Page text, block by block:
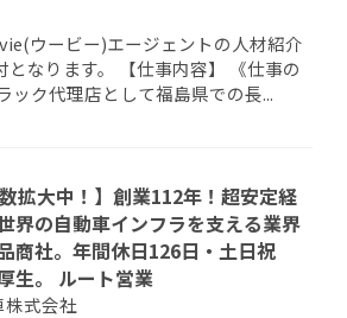
ウービー)エージェントの人材紹介
となります。 【仕事内容】 《仕事の
ック代理店として福島県での長...
拡大中！】創業112年！超安定経
界の自動車インフラを支える業界
商社。年間休日126日・土日祝
生。 ルート営業
式会社